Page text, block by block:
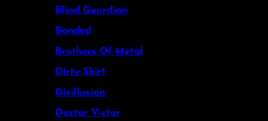
Blind Guardian
Bonded
Brothers Of Metal
Dirty Shirt
Disillusion
Doctor Victor